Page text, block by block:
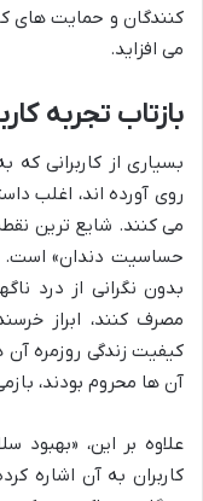
کنندگان و حمایت های
می افزاید.
بازتاب تجربه
بسیاری از کاربرانی
روی آورده اند، اغلب
می کنند. شایع ترین
حساسیت دندان» است.
بدون نگرانی از درد
مصرف کنند، ابراز
کیفیت زندگی روزمره آن
آن ها محروم بودند،
علاوه بر این، «بهبود
کاربران به آن اشاره